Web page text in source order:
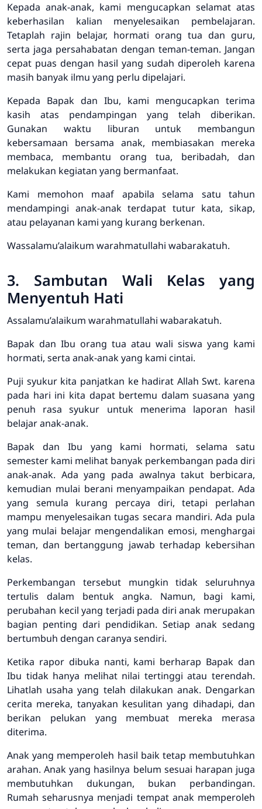
Kepada anak-anak, kami mengucapkan selamat atas
keberhasilan kalian menyelesaikan pembelajaran.
Tetaplah rajin belajar, hormati orang tua dan guru,
serta jaga persahabatan dengan teman-teman. Jangan
cepat puas dengan hasil yang sudah diperoleh karena
masih banyak ilmu yang perlu dipelajari.
Kepada Bapak dan Ibu, kami mengucapkan terima
kasih atas pendampingan yang telah diberikan.
Gunakan waktu liburan untuk membangun
kebersamaan bersama anak, membiasakan mereka
membaca, membantu orang tua, beribadah, dan
melakukan kegiatan yang bermanfaat.
Kami memohon maaf apabila selama satu tahun
mendampingi anak-anak terdapat tutur kata, sikap,
atau pelayanan kami yang kurang berkenan.
Wassalamu’alaikum warahmatullahi wabarakatuh.
3. Sambutan Wali Kelas yang
Menyentuh Hati
Assalamu’alaikum warahmatullahi wabarakatuh.
Bapak dan Ibu orang tua atau wali siswa yang kami
hormati, serta anak-anak yang kami cintai.
Puji syukur kita panjatkan ke hadirat Allah Swt. karena
pada hari ini kita dapat bertemu dalam suasana yang
penuh rasa syukur untuk menerima laporan hasil
belajar anak-anak.
Bapak dan Ibu yang kami hormati, selama satu
semester kami melihat banyak perkembangan pada diri
anak-anak. Ada yang pada awalnya takut berbicara,
kemudian mulai berani menyampaikan pendapat. Ada
yang semula kurang percaya diri, tetapi perlahan
mampu menyelesaikan tugas secara mandiri. Ada pula
yang mulai belajar mengendalikan emosi, menghargai
teman, dan bertanggung jawab terhadap kebersihan
kelas.
Perkembangan tersebut mungkin tidak seluruhnya
tertulis dalam bentuk angka. Namun, bagi kami,
perubahan kecil yang terjadi pada diri anak merupakan
bagian penting dari pendidikan. Setiap anak sedang
bertumbuh dengan caranya sendiri.
Ketika rapor dibuka nanti, kami berharap Bapak dan
Ibu tidak hanya melihat nilai tertinggi atau terendah.
Lihatlah usaha yang telah dilakukan anak. Dengarkan
cerita mereka, tanyakan kesulitan yang dihadapi, dan
berikan pelukan yang membuat mereka merasa
diterima.
Anak yang memperoleh hasil baik tetap membutuhkan
arahan. Anak yang hasilnya belum sesuai harapan juga
membutuhkan dukungan, bukan perbandingan.
Rumah seharusnya menjadi tempat anak memperoleh